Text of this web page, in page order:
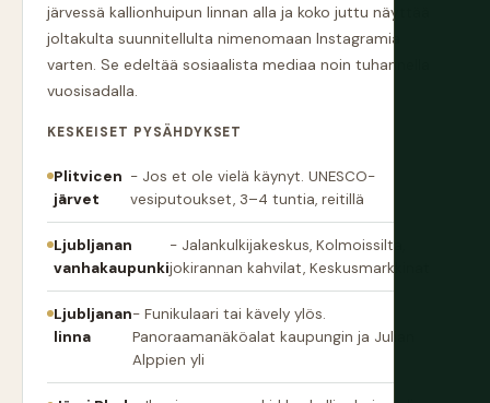
järvessä kallionhuipun linnan alla ja koko juttu näyttää
joltakulta suunnitellulta nimenomaan Instagramia
varten. Se edeltää sosiaalista mediaa noin tuhannella
vuosisadalla.
KESKEISET PYSÄHDYKSET
Plitvicen
järvet
- Jos et ole vielä käynyt. UNESCO-
vesiputoukset, 3–4 tuntia, reitillä
Ljubljanan
vanhakaupunki
- Jalankulkijakeskus, Kolmoissilta,
jokirannan kahvilat, Keskusmarkkinat
Ljubljanan
linna
- Funikulaari tai kävely ylös.
Panoraamanäköalat kaupungin ja Julian
Alppien yli